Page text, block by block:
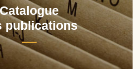
Catalogue
publications